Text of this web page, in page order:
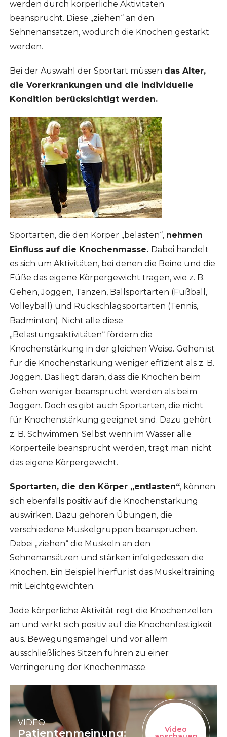
werden durch körperliche Aktivitäten
beansprucht. Diese „ziehen“ an den
Sehnenansätzen, wodurch die Knochen gestärkt
werden.
Bei der Auswahl der Sportart müssen das Alter,
die Vorerkrankungen und die individuelle
Kondition berücksichtigt werden.
Sportarten, die den Körper „belasten“, nehmen
Einfluss auf die Knochenmasse. Dabei handelt
es sich um Aktivitäten, bei denen die Beine und die
Füße das eigene Körpergewicht tragen, wie z. B.
Gehen, Joggen, Tanzen, Ballsportarten (Fußball,
Volleyball) und Rückschlagsportarten (Tennis,
Badminton). Nicht alle diese
„Belastungsaktivitäten“ fördern die
Knochenstärkung in der gleichen Weise. Gehen ist
für die Knochenstärkung weniger effizient als z. B.
Joggen. Das liegt daran, dass die Knochen beim
Gehen weniger beansprucht werden als beim
Joggen. Doch es gibt auch Sportarten, die nicht
für Knochenstärkung geeignet sind. Dazu gehört
z. B. Schwimmen. Selbst wenn im Wasser alle
Körperteile beansprucht werden, trägt man nicht
das eigene Körpergewicht.
Sportarten, die den Körper „entlasten“, können
sich ebenfalls positiv auf die Knochenstärkung
auswirken. Dazu gehören Übungen, die
verschiedene Muskelgruppen beanspruchen.
Dabei „ziehen“ die Muskeln an den
Sehnenansätzen und stärken infolgedessen die
Knochen. Ein Beispiel hierfür ist das Muskeltraining
mit Leichtgewichten.
Jede körperliche Aktivität regt die Knochenzellen
an und wirkt sich positiv auf die Knochenfestigkeit
aus. Bewegungsmangel und vor allem
ausschließliches Sitzen führen zu einer
Verringerung der Knochenmasse.
VIDEO
Patientenmeinung: Video